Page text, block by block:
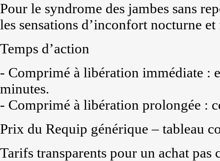
Pour le syndrome des jambes sans
les sensations d’inconfort nocturne
Temps d’action
- Comprimé à libération immédiate :
minutes.
- Comprimé à libération prolongée :
Prix du Requip générique – tableau
Tarifs transparents pour un achat pas